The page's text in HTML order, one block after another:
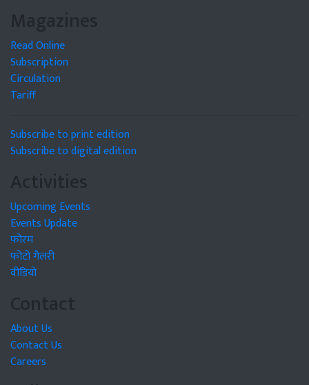
Magazines
Read Online
Subscription
Circulation
Tariff
Subscribe to print edition
Subscribe to digital edition
Activities
Upcoming Events
Events Update
फोरम
फोटो गैलरी
वीडियो
Contact
About Us
Contact Us
Careers